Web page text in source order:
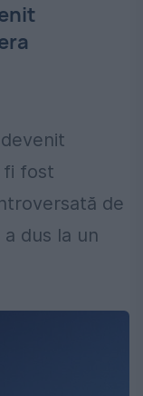
fi fost
de
dus la un